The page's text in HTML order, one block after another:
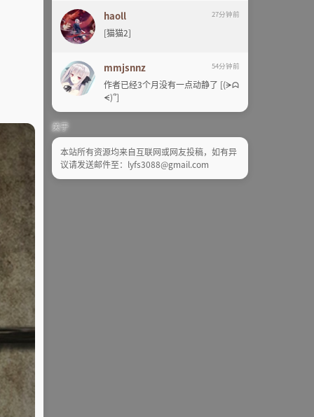
haoll 27分钟前
[猫猫2]
mmjsnnz 54分钟前
作者已经3个月没有一点动静了 [(ᗒᗣ
ᗕ)՞]
关于
本站所有资源均来自互联网或网友投稿，如有异
议请发送邮件至：lyfs3088@gmail.com